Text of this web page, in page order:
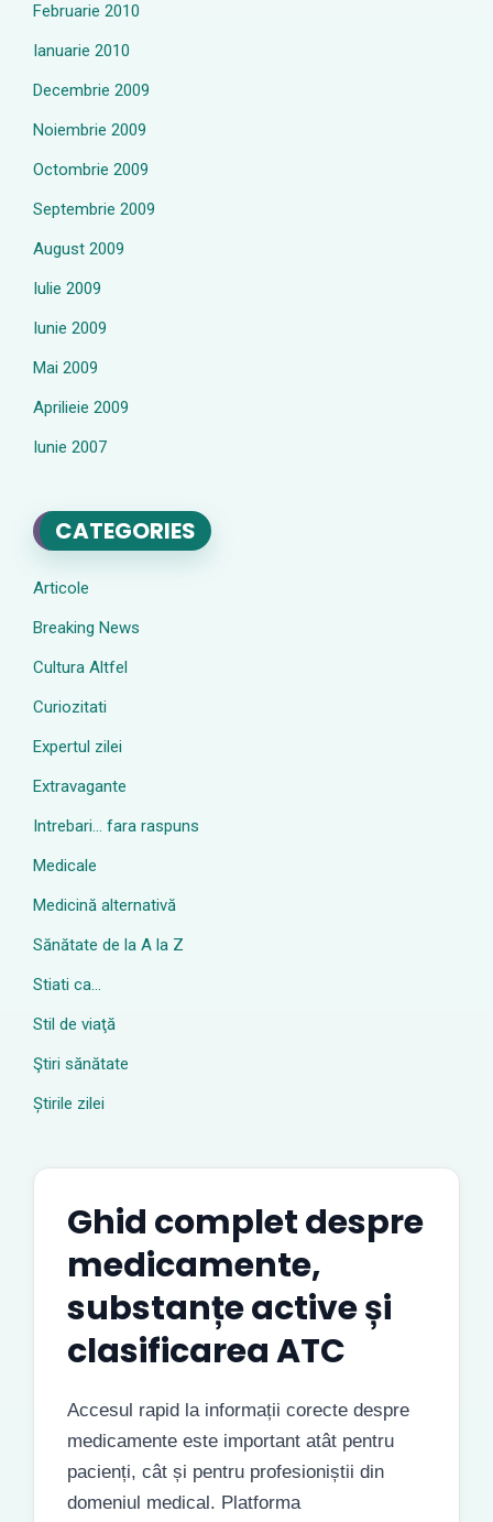
Februarie 2010
Ianuarie 2010
Decembrie 2009
Noiembrie 2009
Octombrie 2009
Septembrie 2009
August 2009
Iulie 2009
Iunie 2009
Mai 2009
Aprilieie 2009
Iunie 2007
CATEGORIES
Articole
Breaking News
Cultura Altfel
Curiozitati
Expertul zilei
Extravagante
Intrebari… fara raspuns
Medicale
Medicină alternativă
Sănătate de la A la Z
Stiati ca…
Stil de viaţă
Ştiri sănătate
Știrile zilei
Ghid complet despre
medicamente,
substanțe active și
clasificarea ATC
Accesul rapid la informații corecte despre
medicamente este important atât pentru
pacienți, cât și pentru profesioniștii din
domeniul medical. Platforma